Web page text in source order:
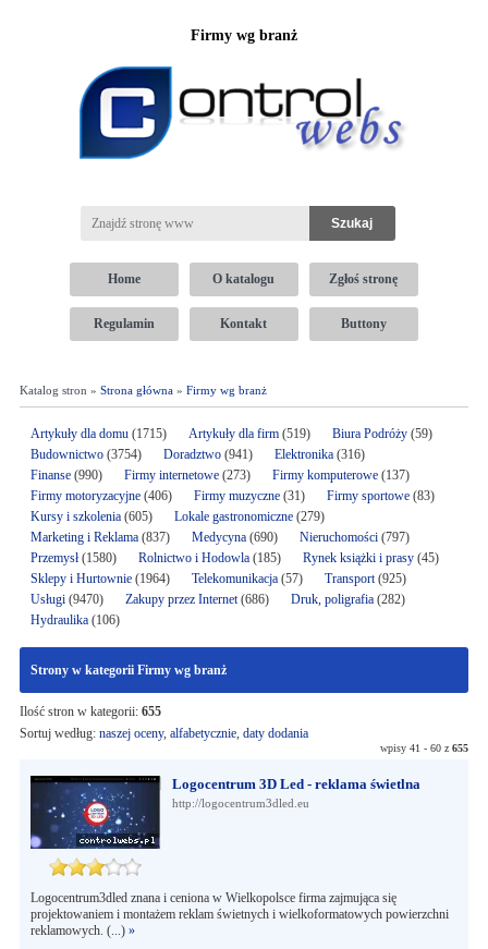
Firmy wg branż
Home O katalogu Zgłoś stronę
Regulamin Kontakt Buttony
Katalog stron » Strona główna» Firmy wg branż
Artykuły dla domu(1715) Artykuły dla firm(519) Biura Podróży(59)
Budownictwo(3754) Doradztwo(941) Elektronika (316)
Finanse(990) Firmy internetowe (273) Firmy komputerowe(137)
Firmy motoryzacyjne(406) Firmy muzyczne(31) Firmy sportowe(83)
Kursy i szkolenia(605) Lokale gastronomiczne(279)
Marketing i Reklama(837) Medycyna(690) Nieruchomości(797)
Przemysł(1580) Rolnictwo i Hodowla(185) Rynek książki i prasy(45)
Sklepy i Hurtownie(1964) Telekomunikacja(57) Transport(925)
Usługi(9470) Zakupy przez Internet(686) Druk, poligrafia(282)
Hydraulika(106)
Strony w kategorii Firmy wg branż
Ilość stron w kategorii: 655
Sortuj według: naszej oceny, alfabetycznie, daty dodania
wpisy 41 - 60 z655
Logocentrum 3D Led - reklama świetlna
http://logocentrum3dled.eu
Logocentrum3dled znana i ceniona w Wielkopolsce firma zajmująca się
projektowaniem i montażem reklam świetnych i wielkoformatowych powierzchni
reklamowych. (...) »